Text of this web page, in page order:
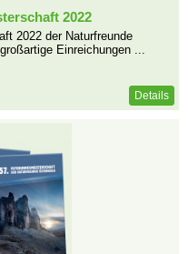
2022
2022 der Naturfreunde
Einreichungen ...
Details